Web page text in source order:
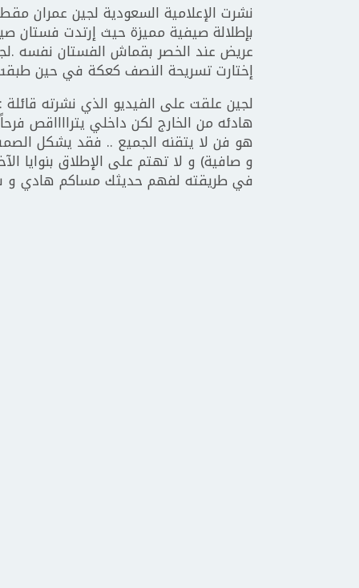
نشرت الإعلامية السعودية لجين عمران
بإطلالة صيفية مميزة حيث إرتدت فستان
عريض عند الخصر بقماش الفستان نفسه
إختارت تسريحة النصف كعكة في حين طبقت
لجين علقت على الفيديو الذي نشرته
هادئه من الخارج لكن داخلي يترااااقص
هو فن لا يتقنه الجميع .. فقد يشكل
و صافية) و لا تهتم على الإطلاق بنوايا
في طريقته لفهم حديثك مساكم هادي و